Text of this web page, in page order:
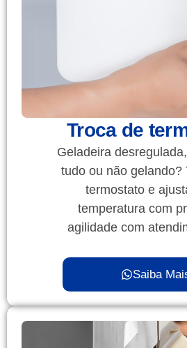
Troca de
Geladeira
tudo ou não gelando?
termostato e
temperatura com
agilidade com
Saiba